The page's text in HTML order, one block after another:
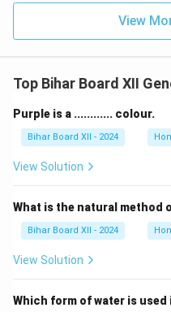
View
Top Bihar Board XII
Purple is a ............ colour.
Bihar Board XII - 2024
View Solution
What is the natural method
Bihar Board XII - 2024
View Solution
Which form of water is used